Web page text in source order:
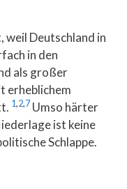
weil Deutschland in
in den
als großer
erheblichem
1,2,7 Umso härter
ist keine
Schlappe.